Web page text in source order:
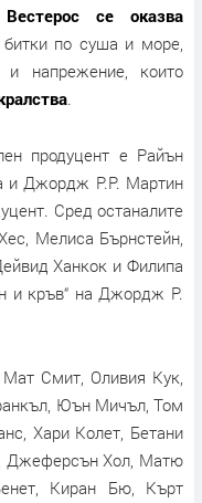
Вестерос се оказва
битки по суша и море,
напрежение, които
.
продуцент е Райън
и Джордж Р.Р. Мартин
Сред останалите
Мелиса Бърнстейн,
Ханкок и Филипа
и кръв“ на Джордж Р.
Мат Смит, Оливия Кук,
Юън Мичъл, Том
Хари Колет, Бетани
Джеферсън Хол, Матю
Киран Бю, Кърт